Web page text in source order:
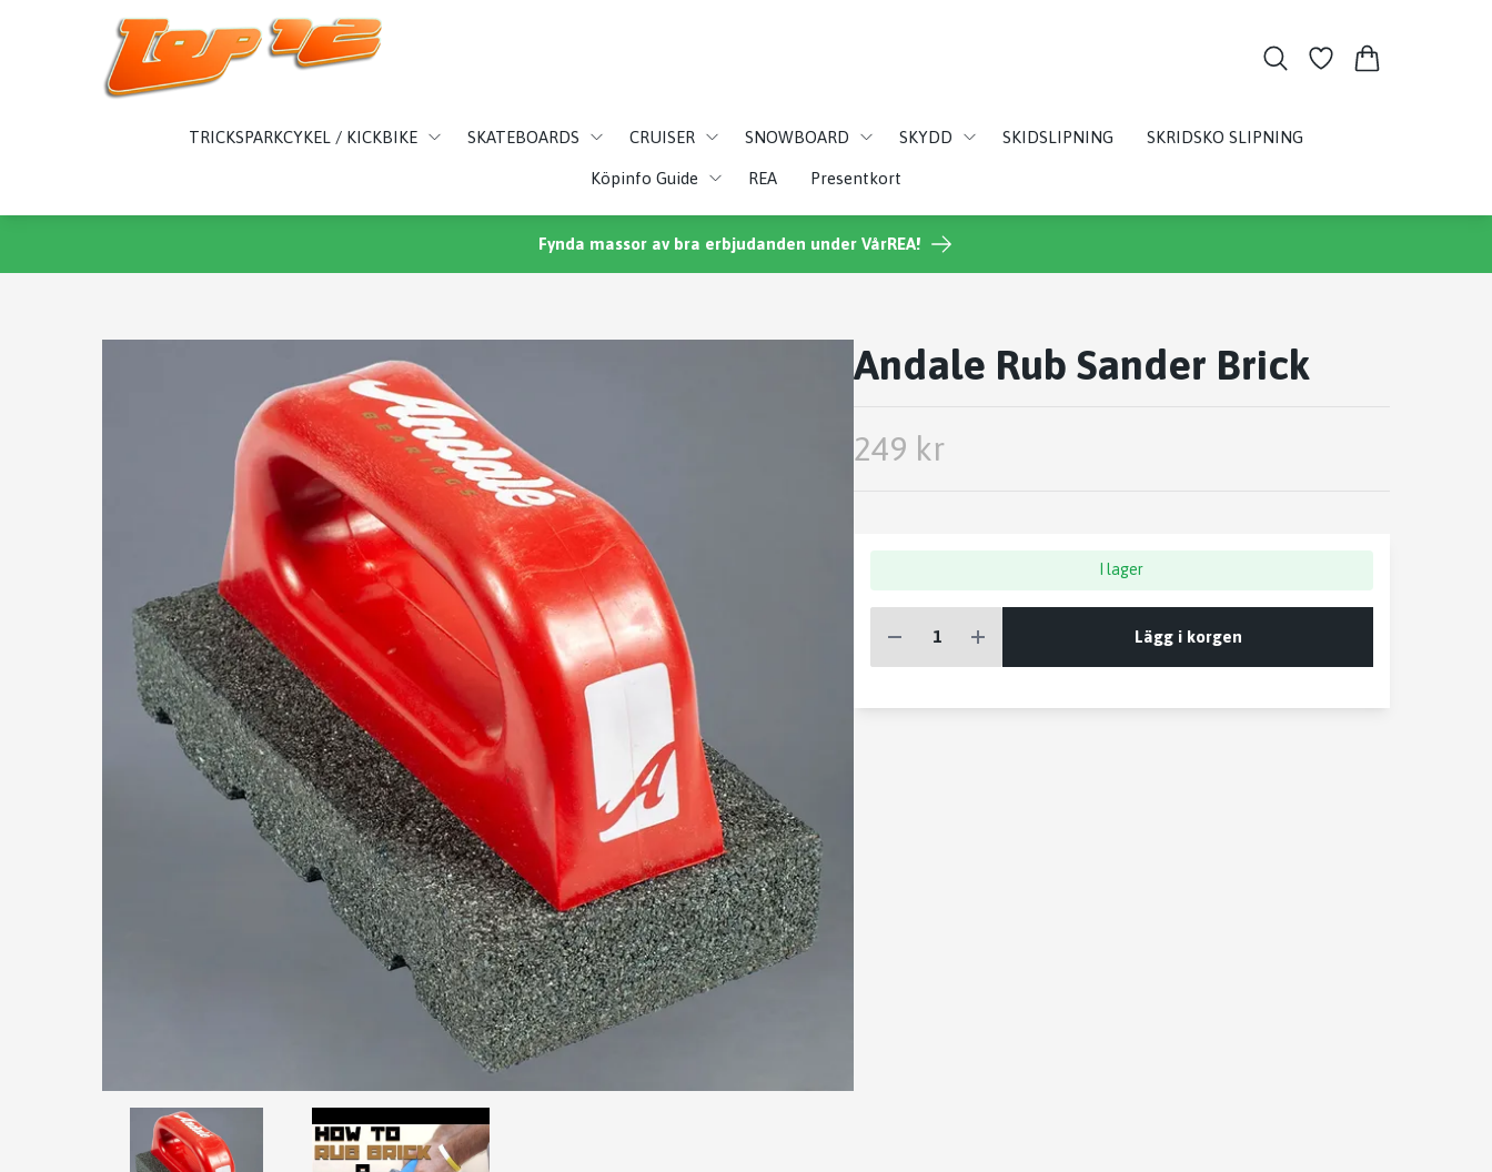
TRICKSPARKCYKEL / KICKBIKE SKATEBOARDS CRUISER SNOWBOARD SKYDD SKIDSLIPNING SKRIDSKO SLIPNING
Köpinfo Guide REA Presentkort
Fynda massor av bra erbjudanden under VårREA!
Andale Rub Sander Brick
249 kr
I lager
Lägg i korgen